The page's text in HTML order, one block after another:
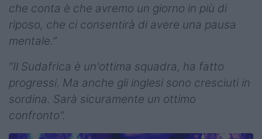
che conta è che avremo un giorno in più di
riposo, che ci consentirà di avere una pausa
mentale.”
“Il Sudafrica è un'ottima squadra, ha fatto
progressi. Ma anche gli inglesi sono cresciuti in
sordina. Sarà sicuramente un ottimo
confronto”.